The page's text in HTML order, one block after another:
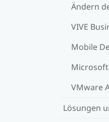
Ändern
VIVE
Mobile
VMware
Lösungen